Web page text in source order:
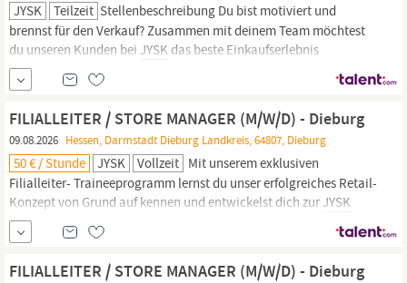
JYSK Teilzeit Stellenbeschreibung Du bist motiviert und
brennst für den Verkauf? Zusammen mit deinem Team möchtest
du unseren Kunden bei JYSK das beste Einkaufserlebnis
Deutschlands bieten? Du magst Abwechslung und ein
schnelllebiges Umfeld? Dann unterstütze unser Team im Rahmen
eines Minijobs auf geringfügiger Basis und bewirb dich jetzt!
FILIALLEITER / STORE MANAGER (M/W/D) - Dieburg
09.08.2026 Hessen, Darmstadt Dieburg Landkreis, 64807, Dieburg
50 € / Stunde JYSK Vollzeit Mit unserem exklusiven
Filialleiter- Traineeprogramm lernst du unser erfolgreiches Retail-
Konzept von Grund auf kennen und entwickelst dich zur JYSK
Führungskraft mit Verantwortung für einen eigenen Store. Werde
Teil eines internationalen Unternehmens, das Entwicklung und
unternehmerisches Denken aktiv fördert.
FILIALLEITER / STORE MANAGER (M/W/D) - Dieburg